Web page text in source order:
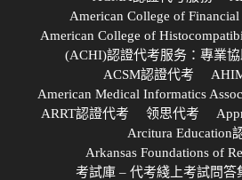
American College of
American College of
(ACHI)認證代考服务：專業
ACSM認證代考
American Medical Informatics
ARRT認證代考
领思代考
Arcitura Education
Arkansas Foundations of
考試庫 – 代考綫上考試問答